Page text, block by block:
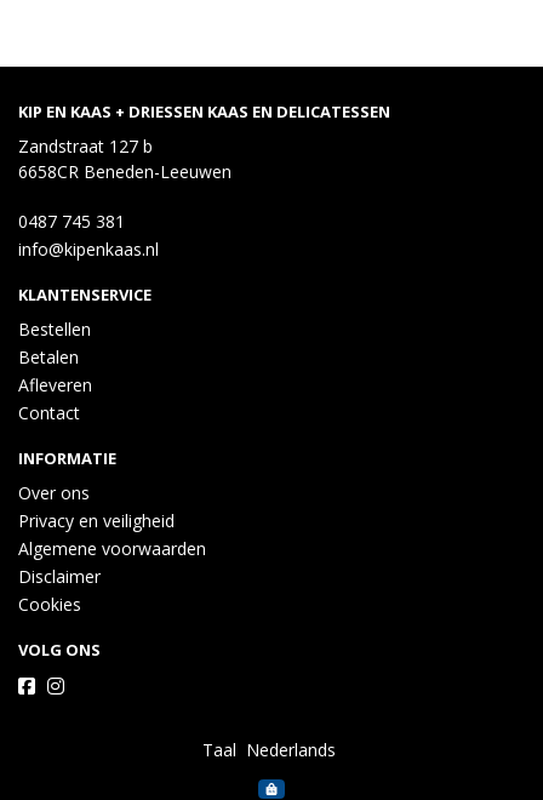
KIP EN KAAS + DRIESSEN KAAS EN DELICATESSEN
Zandstraat 127 b
6658CR Beneden-Leeuwen
0487 745 381
info@kipenkaas.nl
KLANTENSERVICE
Bestellen
Betalen
Afleveren
Contact
INFORMATIE
Over ons
Privacy en veiligheid
Algemene voorwaarden
Disclaimer
Cookies
VOLG ONS
Taal